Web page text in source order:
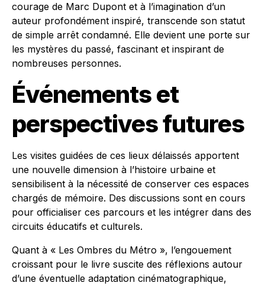
courage de Marc Dupont et à l’imagination d’un
auteur profondément inspiré, transcende son statut
de simple arrêt condamné. Elle devient une porte sur
les mystères du passé, fascinant et inspirant de
nombreuses personnes.
Événements et
perspectives futures
Les visites guidées de ces lieux délaissés apportent
une nouvelle dimension à l’histoire urbaine et
sensibilisent à la nécessité de conserver ces espaces
chargés de mémoire. Des discussions sont en cours
pour officialiser ces parcours et les intégrer dans des
circuits éducatifs et culturels.
Quant à « Les Ombres du Métro », l’engouement
croissant pour le livre suscite des réflexions autour
d’une éventuelle adaptation cinématographique,